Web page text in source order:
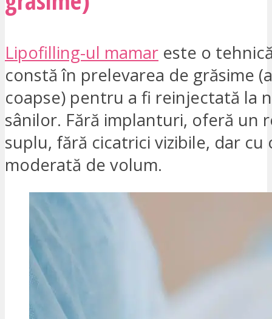
Lipofilling-ul mamar este o
constă în prelevarea de grăsime
coapse) pentru a fi reinjectată la
sânilor. Fără implanturi, oferă un
suplu, fără cicatrici vizibile, dar cu
moderată de volum.